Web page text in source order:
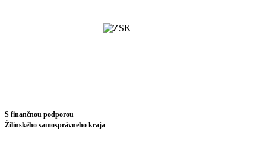
S finančnou podporou
Žilinského samosprávneho kraja